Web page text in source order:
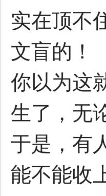
实在顶不
文盲的！
你以为这
生了，无
于是，有
能不能收